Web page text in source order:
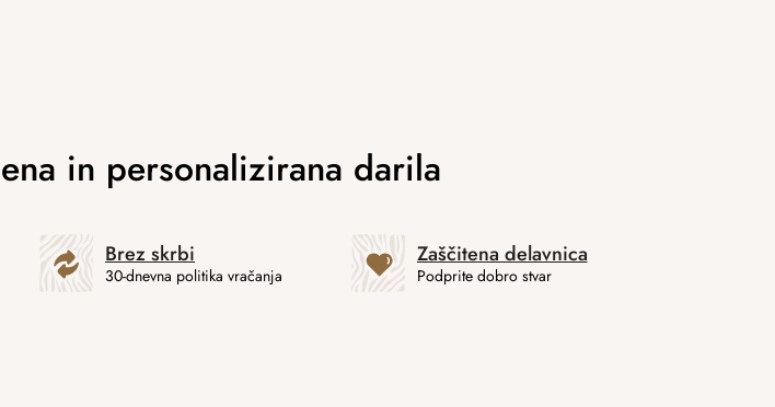
Brez skrbi
30-dnevna politika vračanja
Zaščitena delavnica
Podprite dobro stvar